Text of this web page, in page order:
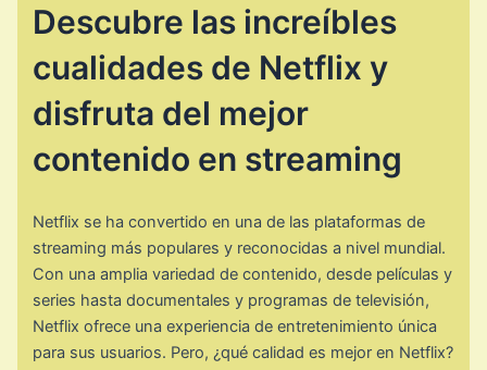
Descubre las increíbles
cualidades de Netflix y
disfruta del mejor
contenido en streaming
Netflix se ha convertido en una de las plataformas de
streaming más populares y reconocidas a nivel mundial.
Con una amplia variedad de contenido, desde películas y
series hasta documentales y programas de televisión,
Netflix ofrece una experiencia de entretenimiento única
para sus usuarios. Pero, ¿qué calidad es mejor en Netflix?